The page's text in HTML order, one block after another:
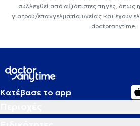
συλλεχθεί από αξιόπιστες πηγές, όπως
γιατρού/επαγγελματία υγείας και έχουν
doctoranytime.
Κατέβασε το app